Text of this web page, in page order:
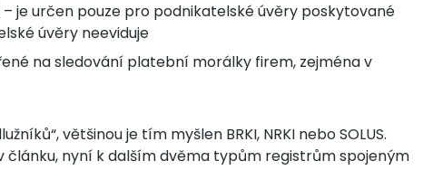
– je určen pouze pro podnikatelské úvěry poskytované
úvěry neeviduje
na sledování platební morálky firem, zejména v
většinou je tím myšlen BRKI, NRKI nebo SOLUS.
článku, nyní k dalším dvěma typům registrům spojeným